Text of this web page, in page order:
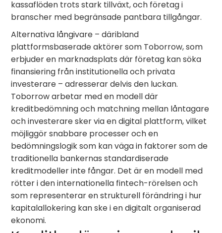
kassaflöden trots stark tillväxt, och företag i
branscher med begränsade pantbara tillgångar.
Alternativa långivare – däribland
plattformsbaserade aktörer som Toborrow, som
erbjuder en marknadsplats där företag kan söka
finansiering från institutionella och privata
investerare – adresserar delvis den luckan.
Toborrow arbetar med en modell där
kreditbedömning och matchning mellan låntagare
och investerare sker via en digital plattform, vilket
möjliggör snabbare processer och en
bedömningslogik som kan väga in faktorer som de
traditionella bankernas standardiserade
kreditmodeller inte fångar. Det är en modell med
rötter i den internationella fintech-rörelsen och
som representerar en strukturell förändring i hur
kapitalallokering kan ske i en digitalt organiserad
ekonomi.